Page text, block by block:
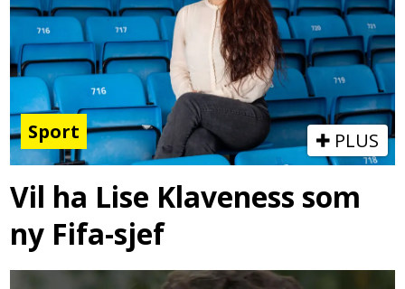
Sport PLUS
Vil ha Lise Klaveness som
ny Fifa-sjef